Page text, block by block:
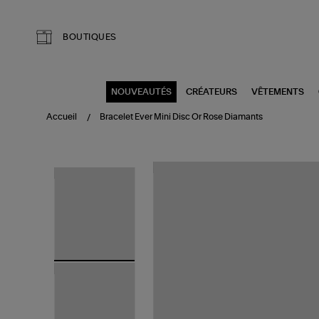
BOUTIQUES
NOUVEAUTÉS CRÉATEURS VÊTEMENTS
Accueil Bracelet Ever Mini Disc Or Rose Diamants